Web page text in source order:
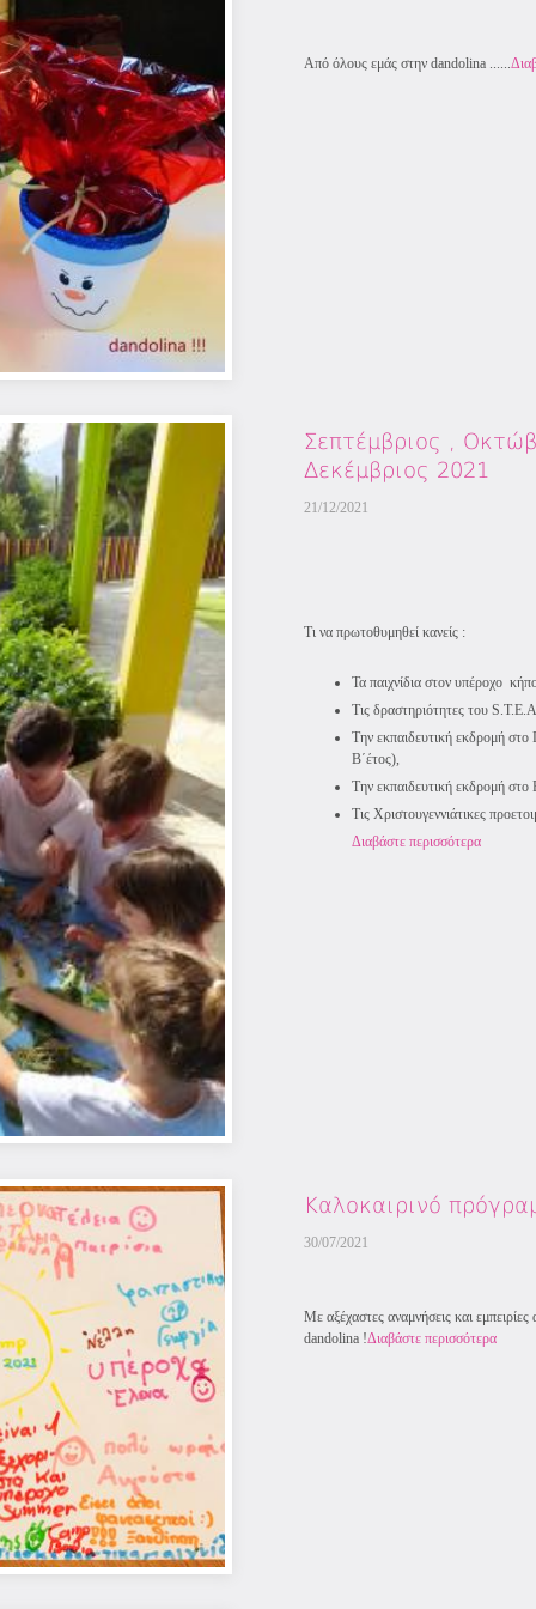
Από όλους εμάς στην dandolina ......
Σεπτέμβριος ,
Δεκέμβριος 2021
21/12/2021
Τι να πρωτοθυμηθεί κανείς :
Τα παιχνίδια στον υπέροχο
Τις δραστηριότητες του
Την εκπαιδευτική εκδρομή
Β΄έτος),
Την εκπαιδευτική εκδρομή
Τις Χριστουγεννιάτικες
Διαβάστε περισσότερα
Kαλοκαιρινό
30/07/2021
Με αξέχαστες αναμνήσεις και
dandolina !Διαβάστε περισσότερα